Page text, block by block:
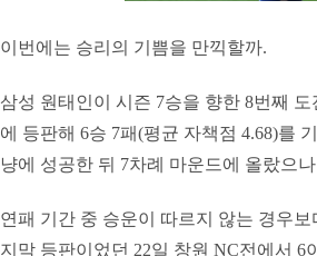
이번에는 승리의 기쁨을 만끽할까.
삼성 원태인이 시즌 7승을 향한 8번째
에 등판해 6승 7패(평균 자책점 4.68)를
냥에 성공한 뒤 7차례 마운드에 올랐으
연패 기간 중 승운이 따르지 않는 경우
지막 등판이었던 22일 창원 NC전에서 6